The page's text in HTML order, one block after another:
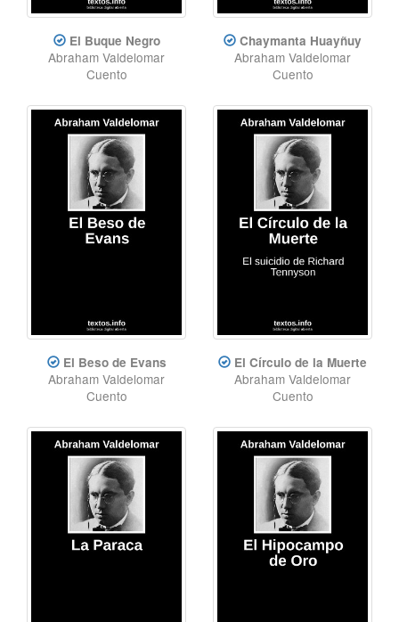
El Buque Negro
Abraham Valdelomar
Cuento
Chaymanta Huayñuy
Abraham Valdelomar
Cuento
El Beso de Evans
Abraham Valdelomar
Cuento
El Círculo de la Muerte
Abraham Valdelomar
Cuento